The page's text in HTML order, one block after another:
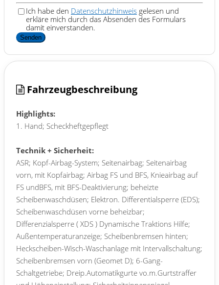
Ich habe den Datenschutzhinweis gelesen und
erkläre mich durch das Absenden des Formulars
damit einverstanden.
Senden
Fahrzeugbeschreibung
Highlights:
1. Hand; Scheckheftgepflegt
Technik + Sicherheit:
ASR; Kopf-Airbag-System; Seitenairbag; Seitenairbag
vorn, mit Kopfairbag; Airbag FS und BFS, Knieairbag auf
FS undBFS, mit BFS-Deaktivierung; beheizte
Scheibenwaschdüsen; Elektron. Differentialsperre (EDS);
Scheibenwaschdüsen vorne beheizbar;
Differenzialsperre ( XDS ) Dynamische Traktions Hilfe;
Außentemperaturanzeige; Scheibenbremsen hinten;
Heckscheiben-Wisch-Waschanlage mit Intervallschaltung;
Scheibenbremsen vorn (Geomet D); 6-Gang-
Schaltgetriebe; Dreip.Automatikgurte vo.m.Gurtstraffer